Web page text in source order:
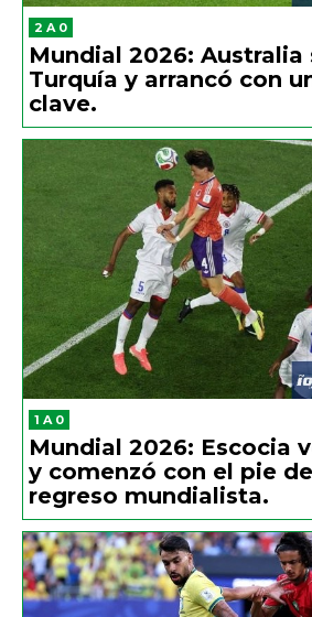
2 A 0
Mundial 2026: Australia
Turquía y arrancó con
clave.
1 A 0
Mundial 2026: Escocia
y comenzó con el pie
regreso mundialista.